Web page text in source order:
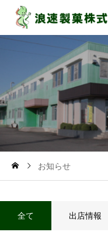
お知らせ
全て 出店情報